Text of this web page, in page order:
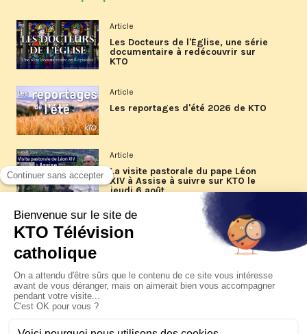
Article
Les Docteurs de l'Église, une série
documentaire à redécouvrir sur
KTO
Article
Les reportages d'été 2026 de KTO
Article
La visite pastorale du pape Léon
XIV à Assise à suivre sur KTO le
jeudi 6 août
Article
Le pape en Uruguay, Argentine et
Pérou du 6 au 17 novembre 2026